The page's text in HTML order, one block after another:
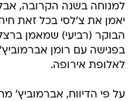
למנוחה בשנה הקרובה,
יאמן את צ'לסי בכל זאת
הבוקר (רביעי) שמאמן
בפגישה עם רומן
לאלופת אירופה.
על פי הדיווח, אברמוביץ'